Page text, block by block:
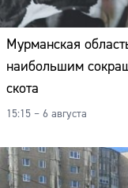
Мурманская
наибольшим
скота
15:15 – 6 августа